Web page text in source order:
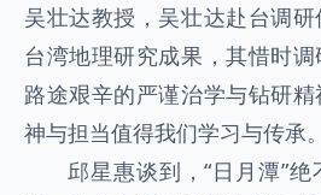
吴壮达教授，吴壮达赴台调
台湾地理研究成果，其惜时
路途艰辛的严谨治学与钻研
神与担当值得我们学习与传承。
邱星惠谈到，“日月潭”